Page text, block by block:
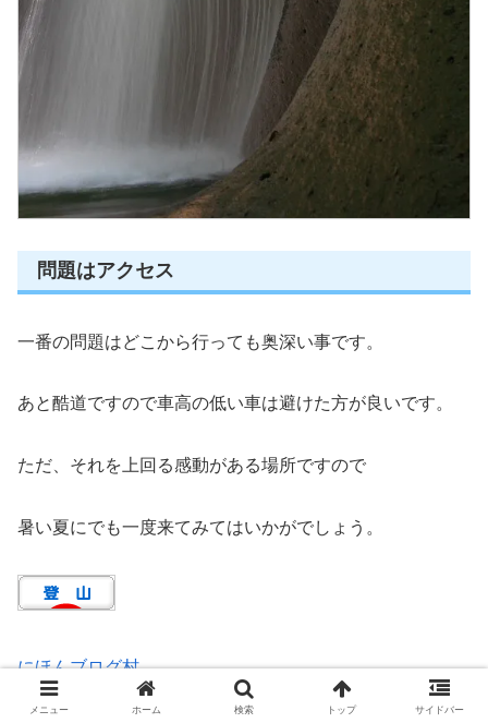
問題はアクセス
一番の問題はどこから行っても奥深い事です。
あと酷道ですので車高の低い車は避けた方が良いです。
ただ、それを上回る感動がある場所ですので
暑い夏にでも一度来てみてはいかがでしょう。
にほんブログ村
メニュー ホーム 検索 トップ サイドバー